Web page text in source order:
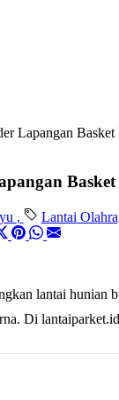
Lapangan
, Lantai
lantai hunian
Di